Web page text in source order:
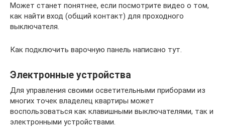
Может станет понятнее, если посмотрите видео о том,
как найти вход (общий контакт) для проходного
выключателя.
Как подключить варочную панель написано тут.
Электронные устройства
Для управления своими осветительными приборами из
многих точек владелец квартиры может
воспользоваться как клавишными выключателями, так и
электронными устройствами.